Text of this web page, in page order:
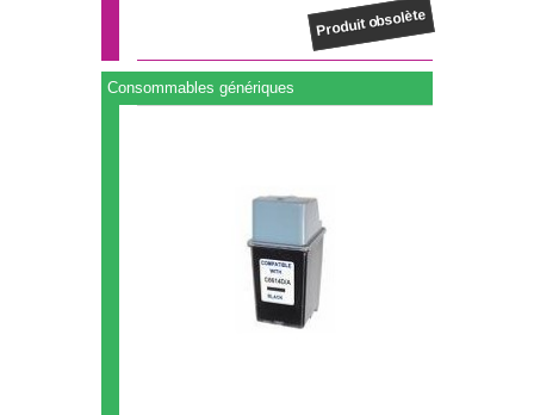
Produit obsolète
Consommables génériques